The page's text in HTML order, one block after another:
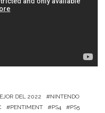
DEL 2022
NINTENDO
PENTIMENT PS4
PS5